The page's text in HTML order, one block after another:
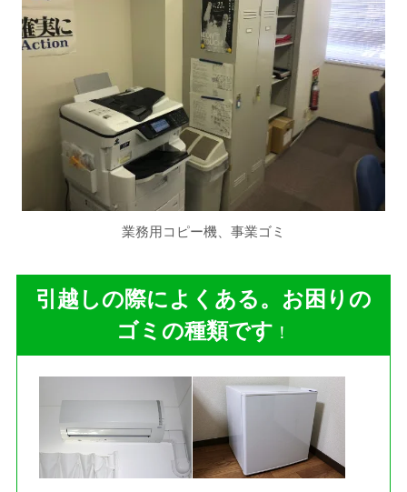
業務用コピー機、事業ゴミ
引越しの際によくある。お困りの
ゴミの種類です ！